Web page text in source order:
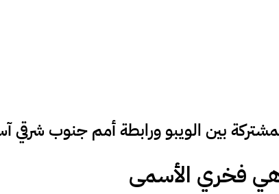
بين الويبو ورابطة أمم جنوب شرقي
هي فخري الأسمى